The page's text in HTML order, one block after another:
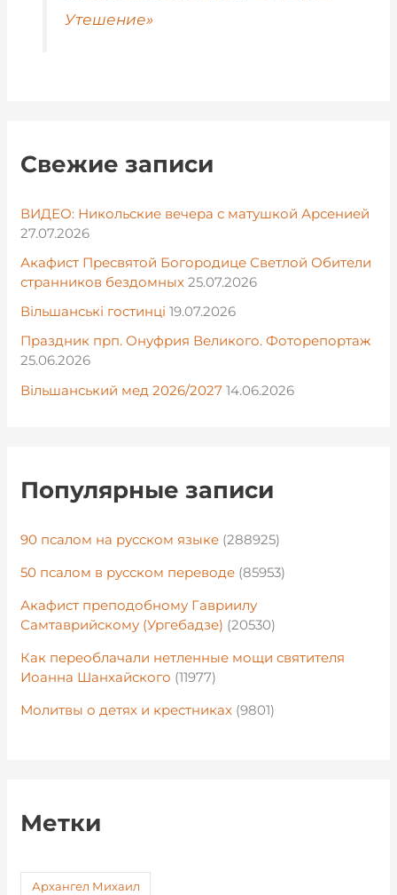
Утешение»
Свежие записи
ВИДЕО: Никольские вечера с матушкой Арсенией
27.07.2026
Акафист Пресвятой Богородице Светлой Обители
странников бездомных 25.07.2026
Вільшанські гостинці 19.07.2026
Праздник прп. Онуфрия Великого. Фоторепортаж
25.06.2026
Вільшанський мед 2026/2027 14.06.2026
Популярные записи
90 псалом на русском языке (288925)
50 псалом в русском переводе (85953)
Акафист преподобному Гавриилу
Самтаврийскому (Ургебадзе) (20530)
Как переоблачали нетленные мощи святителя
Иоанна Шанхайского (11977)
Молитвы о детях и крестниках (9801)
Метки
Архангел Михаил